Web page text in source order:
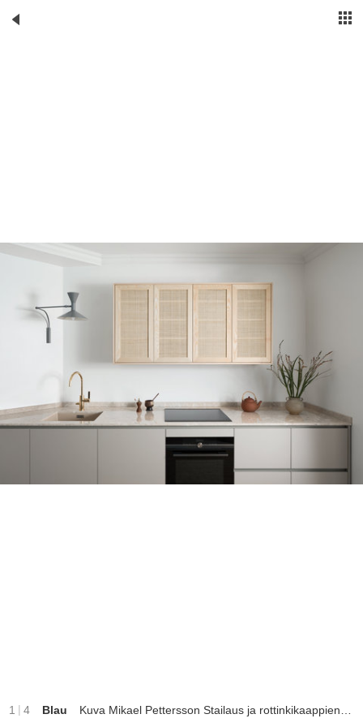
1 | 4 Blau Kuva Mikael Pettersson Stailaus ja rottinkikaappien suunnittelu Minna Jones